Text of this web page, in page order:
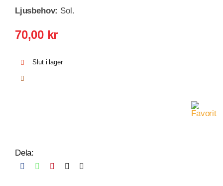
Ljusbehov: Sol.
70,00 kr
Slut i lager
Dela: